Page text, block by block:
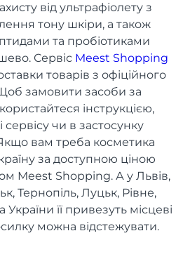
від ультрафіолету з
тону шкіри, а також
та пробіотиками
Сервіс Meest Shopping
товарів з офіційного
замовити засоби за
інструкцією,
чи в застосунку
вам треба косметика
за доступною ціною
Meest Shopping. А у Львів,
Тернопіль, Луцьк, Рівне,
України її привезуть місцеві
можна відстежувати.